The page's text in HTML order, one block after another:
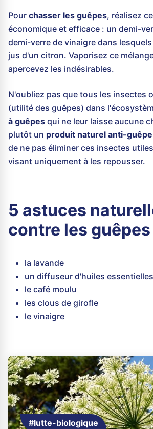
Pour chasser les guêpes, réalisez
économique et efficace : un demi-
demi-verre de vinaigre dans
jus d'un citron. Vaporisez ce
apercevez les indésirables.
N'oubliez pas que tous les insectes
(utilité des guêpes) dans
à guêpes qui ne leur laisse aucune
plutôt un produit naturel anti-guêpe
de ne pas éliminer ces insectes
visant uniquement à les repousser.
5 astuces
contre les guêpes
la lavande
un diffuseur d'huiles essentielles
le café moulu
les clous de girofle
le vinaigre
#lutte-biologique